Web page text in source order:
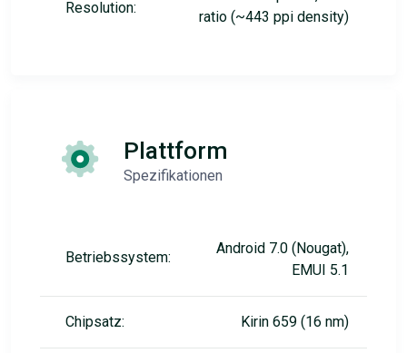
Resolution:
ratio (~443 ppi density)
Plattform
Spezifikationen
Betriebssystem:
Android 7.0 (Nougat),
EMUI 5.1
Chipsatz: Kirin 659 (16 nm)